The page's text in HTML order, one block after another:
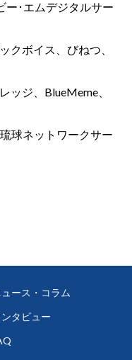
ー･エムデジタルサー
クボイス、びねつ、
ッジ、BlueMeme、
球ネットワークサー
ュース・コラム
タビュー